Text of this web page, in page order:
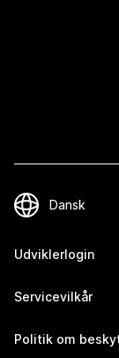
Udviklerlogin
Servicevilkår
Politik om